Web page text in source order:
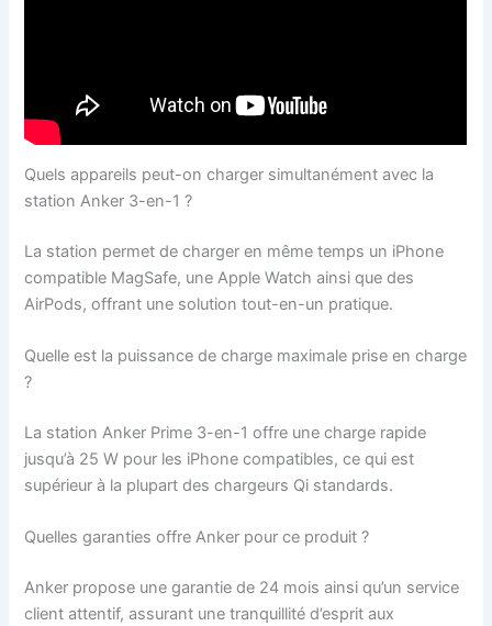
Quels appareils peut-on charger simultanément avec la
station Anker 3-en-1 ?
La station permet de charger en même temps un iPhone
compatible MagSafe, une Apple Watch ainsi que des
AirPods, offrant une solution tout-en-un pratique.
Quelle est la puissance de charge maximale prise en charge
?
La station Anker Prime 3-en-1 offre une charge rapide
jusqu’à 25 W pour les iPhone compatibles, ce qui est
supérieur à la plupart des chargeurs Qi standards.
Quelles garanties offre Anker pour ce produit ?
Anker propose une garantie de 24 mois ainsi qu’un service
client attentif, assurant une tranquillité d’esprit aux